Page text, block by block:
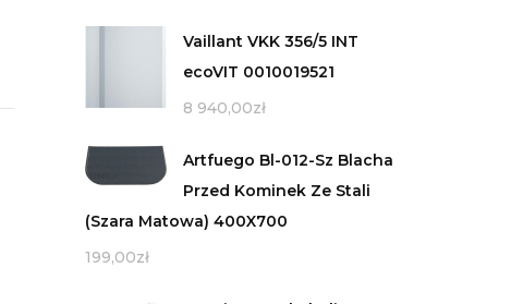
Vaillant VKK 356/5 INT
ecoVIT 0010019521
8 940,00zł
Artfuego Bl-012-Sz Blacha
Przed Kominek Ze Stali
(Szara Matowa) 400X700
199,00zł